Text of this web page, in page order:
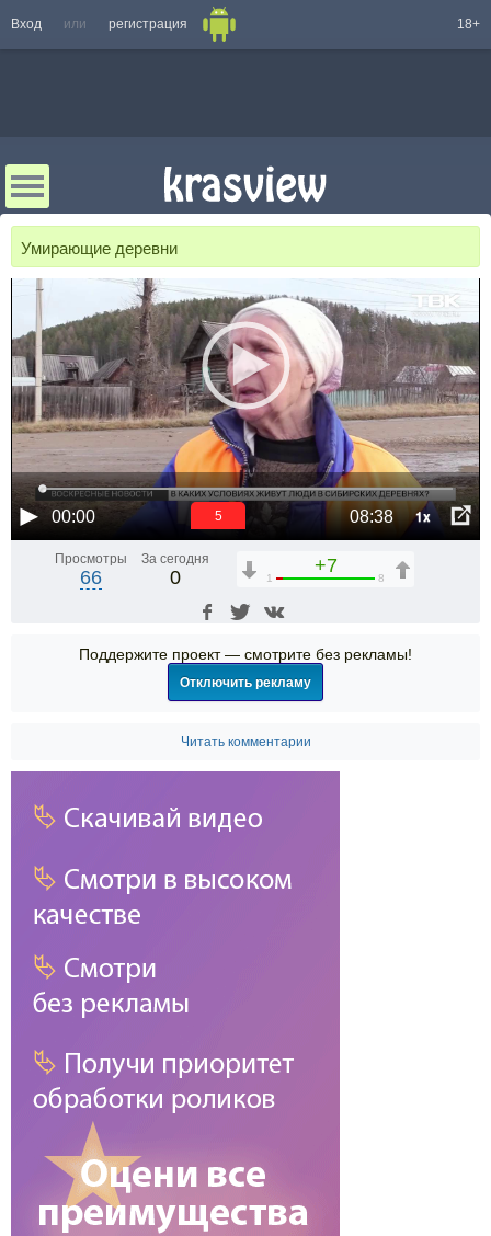
Вход или регистрация 18+
Умирающие деревни
00:00 08:38 1x
5
Просмотры
66
За сегодня
0
+7
1 8
Поддержите проект — смотрите без рекламы!
Отключить рекламу
Читать комментарии